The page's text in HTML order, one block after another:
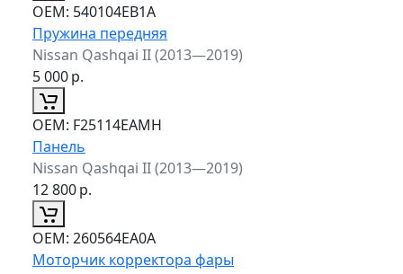
ОЕМ: 540104EB1A
Пружина передняя
Nissan Qashqai II (2013—2019)
5 000р.
ОЕМ: F25114EAMH
Панель
Nissan Qashqai II (2013—2019)
12 800р.
ОЕМ: 260564EA0A
Моторчик корректора фары